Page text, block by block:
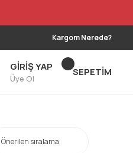
Kargom Nerede?
GİRİŞ YAP
Üye Ol
SEPETİM